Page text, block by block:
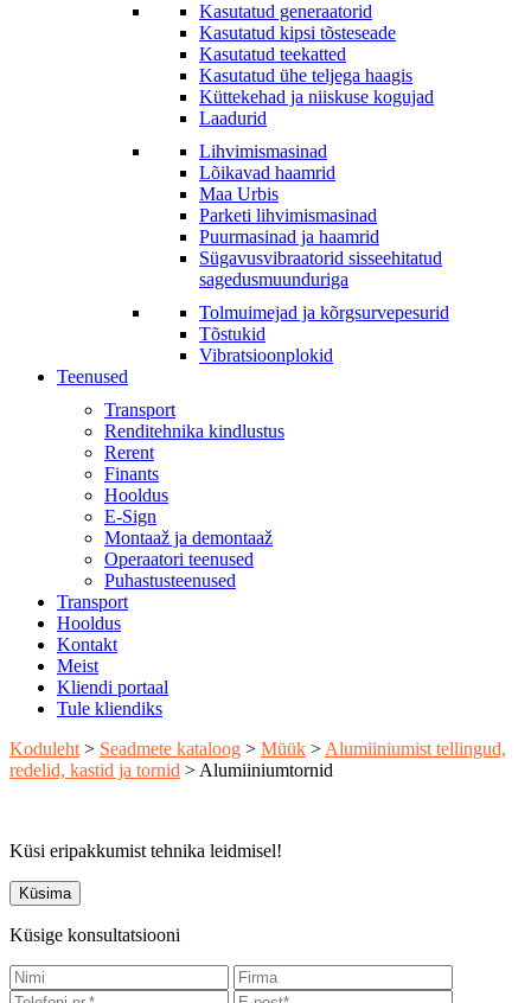
Kasutatud generaatorid
Kasutatud kipsi tõsteseade
Kasutatud teekatted
Kasutatud ühe teljega haagis
Küttekehad ja niiskuse kogujad
Laadurid
Lihvimismasinad
Lõikavad haamrid
Maa Urbis
Parketi lihvimismasinad
Puurmasinad ja haamrid
Sügavusvibraatorid sisseehitatud
sagedusmuunduriga
Tolmuimejad ja kõrgsurvepesurid
Tõstukid
Vibratsioonplokid
Teenused
Transport
Renditehnika kindlustus
Rerent
Finants
Hooldus
E-Sign
Montaaž ja demontaaž
Operaatori teenused
Puhastusteenused
Transport
Hooldus
Kontakt
Meist
Kliendi portaal
Tule kliendiks
Koduleht > Seadmete kataloog > Müük > Alumiiniumist tellingud,
redelid, kastid ja tornid > Alumiiniumtornid
Küsi eripakkumist tehnika leidmisel!
Küsima
Küsige konsultatsiooni